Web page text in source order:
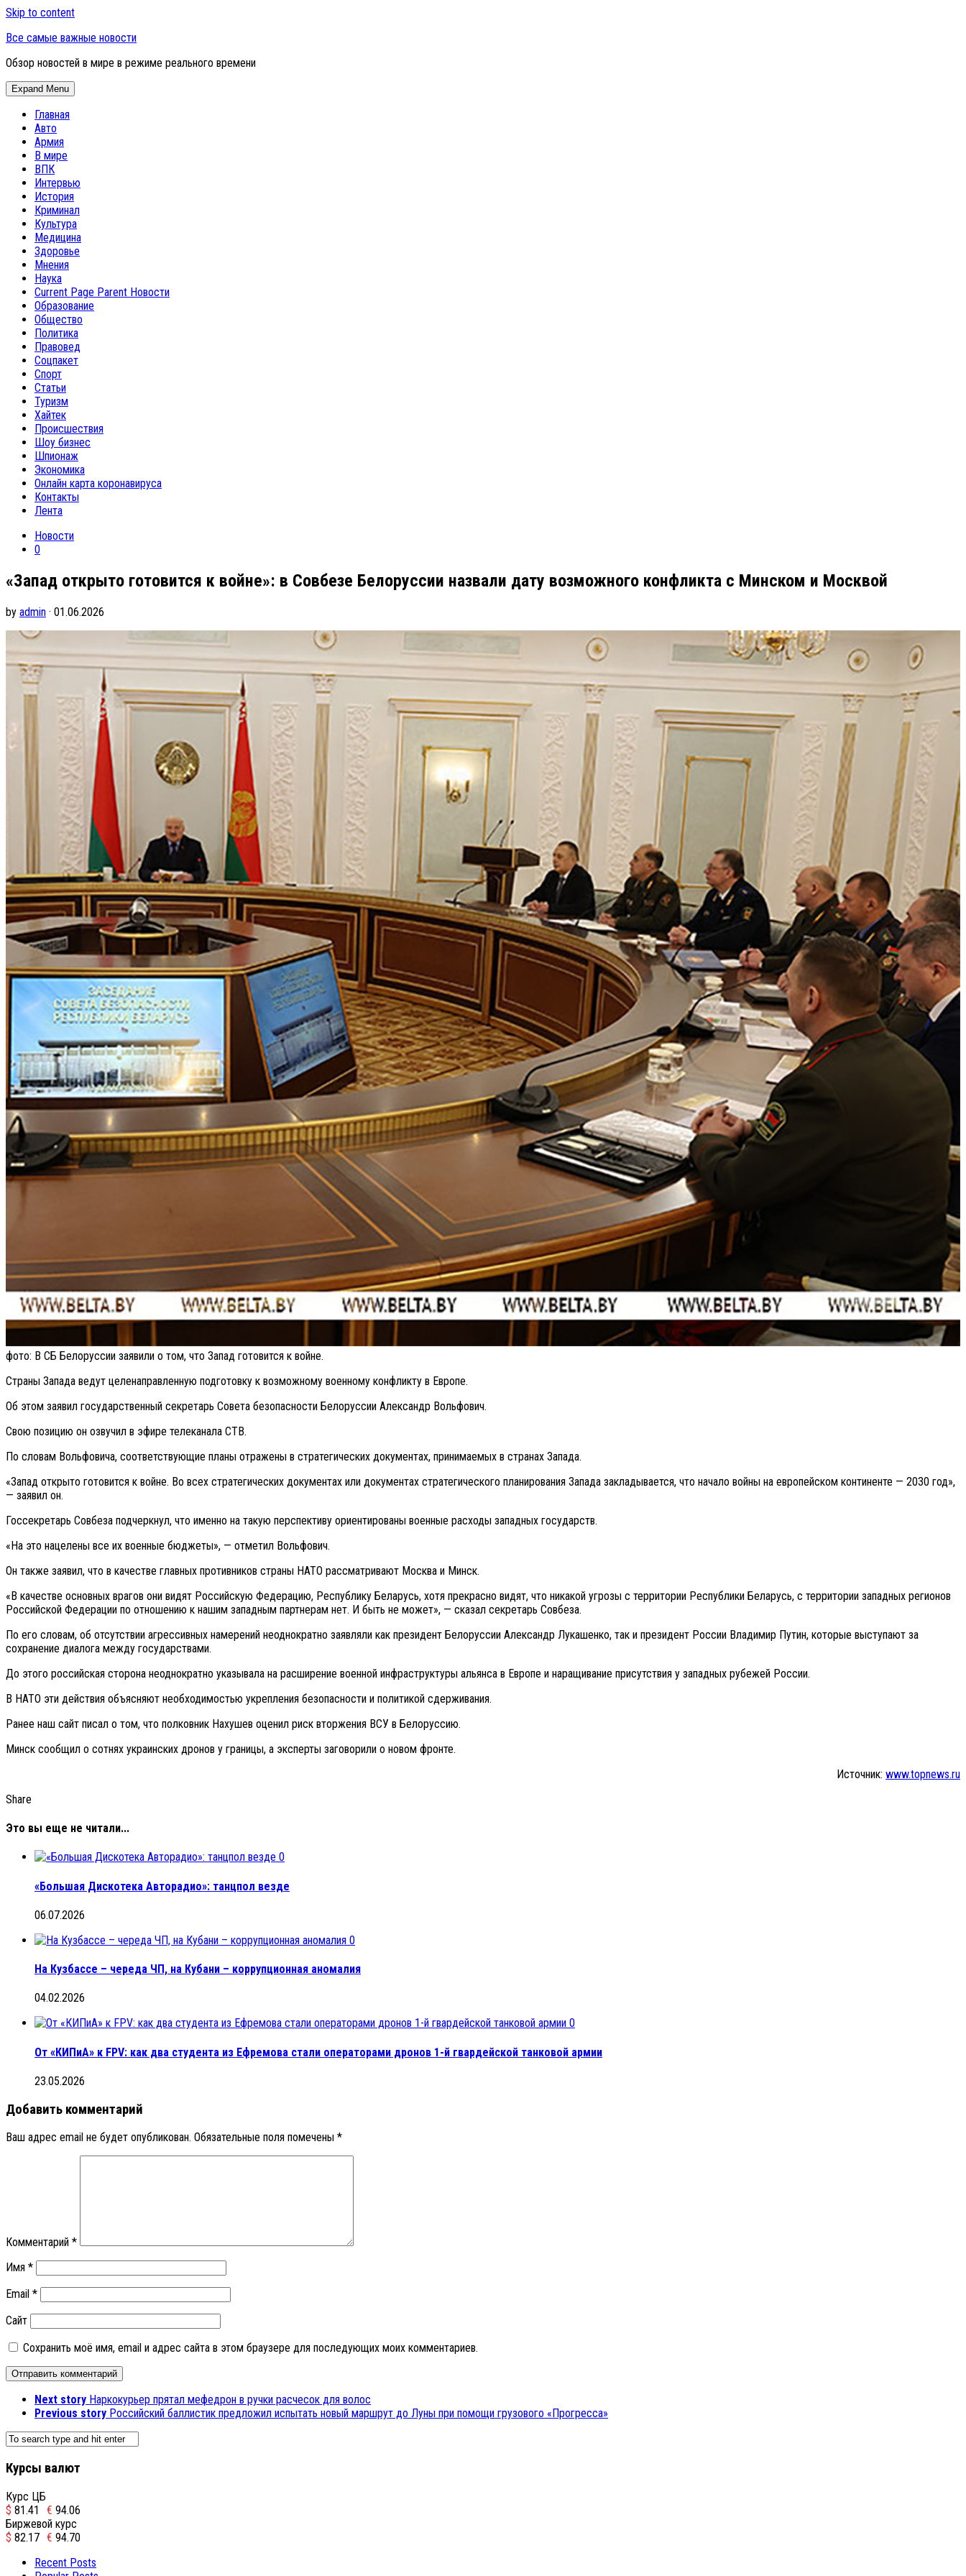
Skip to content
Все самые важные новости
Обзор новостей в мире в режиме реального времени
Expand Menu
Главная
Авто
Армия
В мире
ВПК
Интервью
История
Криминал
Культура
Медицина
Здоровье
Мнения
Наука
Current Page Parent Новости
Образование
Общество
Политика
Правовед
Соцпакет
Спорт
Статьи
Туризм
Хайтек
Происшествия
Шоу бизнес
Шпионаж
Экономика
Онлайн карта коронавируса
Контакты
Лента
Новости
0
«Запад открыто готовится к войне»: в Совбезе Белоруссии назвали дату возможного конфликта с Минском и Москвой
by admin · 01.06.2026
фото: В СБ Белоруссии заявили о том, что Запад готовится к войне.
Страны Запада ведут целенаправленную подготовку к возможному военному конфликту в Европе.
Об этом заявил государственный секретарь Совета безопасности Белоруссии Александр Вольфович.
Свою позицию он озвучил в эфире телеканала СТВ.
По словам Вольфовича, соответствующие планы отражены в стратегических документах, принимаемых в странах Запада.
«Запад открыто готовится к войне. Во всех стратегических документах или документах стратегического планирования Запада закладывается, что начало войны на европейском континенте — 2030 год»,
— заявил он.
Госсекретарь Совбеза подчеркнул, что именно на такую перспективу ориентированы военные расходы западных государств.
«На это нацелены все их военные бюджеты», — отметил Вольфович.
Он также заявил, что в качестве главных противников страны НАТО рассматривают Москва и Минск.
«В качестве основных врагов они видят Российскую Федерацию, Республику Беларусь, хотя прекрасно видят, что никакой угрозы с территории Республики Беларусь, с территории западных регионов
Российской Федерации по отношению к нашим западным партнерам нет. И быть не может», — сказал секретарь Совбеза.
По его словам, об отсутствии агрессивных намерений неоднократно заявляли как президент Белоруссии Александр Лукашенко, так и президент России Владимир Путин, которые выступают за
сохранение диалога между государствами.
До этого российская сторона неоднократно указывала на расширение военной инфраструктуры альянса в Европе и наращивание присутствия у западных рубежей России.
В НАТО эти действия объясняют необходимостью укрепления безопасности и политикой сдерживания.
Ранее наш сайт писал о том, что полковник Нахушев оценил риск вторжения ВСУ в Белоруссию.
Минск сообщил о сотнях украинских дронов у границы, а эксперты заговорили о новом фронте.
Источник: www.topnews.ru
Share
Это вы еще не читали...
0
«Большая Дискотека Авторадио»: танцпол везде
06.07.2026
0
На Кузбассе – череда ЧП, на Кубани – коррупционная аномалия
04.02.2026
0
От «КИПиА» к FPV: как два студента из Ефремова стали операторами дронов 1-й гвардейской танковой армии
23.05.2026
Добавить комментарий
Ваш адрес email не будет опубликован. Обязательные поля помечены *
Комментарий *
Имя *
Email *
Сайт
Сохранить моё имя, email и адрес сайта в этом браузере для последующих моих комментариев.
Next story Наркокурьер прятал мефедрон в ручки расчесок для волос
Previous story Российский баллистик предложил испытать новый маршрут до Луны при помощи грузового «Прогресса»
Курсы валют
Курс ЦБ
$ 81.41 € 94.06
Биржевой курс
$ 82.17 € 94.70
Recent Posts